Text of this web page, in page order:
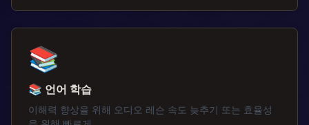
📚
📚 언어 학습
이해력 향상을 위해 오디오 레슨 속도 늦추기 또는 효율성